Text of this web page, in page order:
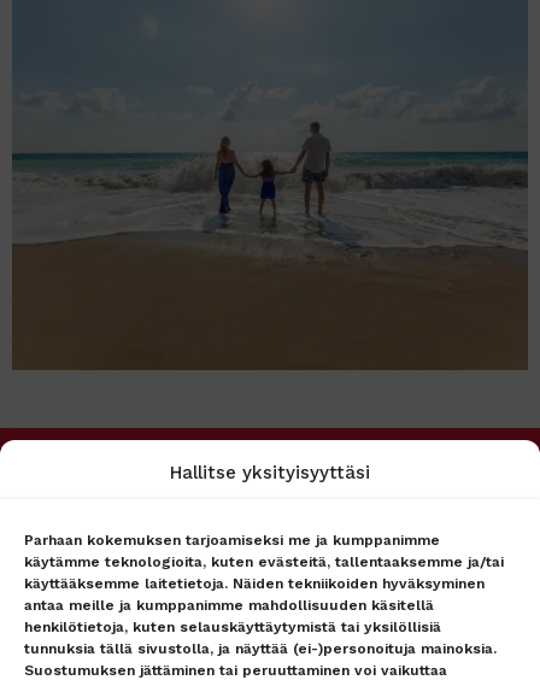
Hallitse yksityisyyttäsi
Parhaan kokemuksen tarjoamiseksi me ja kumppanimme
käytämme teknologioita, kuten evästeitä, tallentaaksemme ja/tai
käyttääksemme laitetietoja. Näiden tekniikoiden hyväksyminen
antaa meille ja kumppanimme mahdollisuuden käsitellä
henkilötietoja, kuten selauskäyttäytymistä tai yksilöllisiä
tunnuksia tällä sivustolla, ja näyttää (ei-)personoituja mainoksia.
Suostumuksen jättäminen tai peruuttaminen voi vaikuttaa
Lento + hotelli
Lennot
Hotellit
Lähetä tarjouspyyntö
lennoista/hotellista –
vastaamme nopeasti
MATKAPÖRSSI
Asiakaspalvelu
Ryhmämyynti
Lähetä tarjouspyyntö
lennoista/hotellista –
vastaamme nopeasti
Uutiset